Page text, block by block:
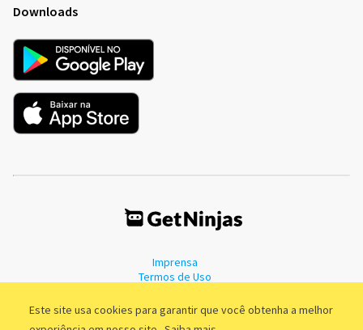
Este site usa cookies para garantir que você obtenha a melhor
Downloads
Imprensa
Termos de Uso